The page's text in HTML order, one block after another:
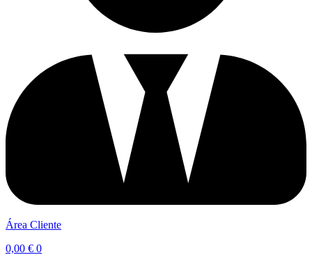
Área Cliente
0,00 € 0